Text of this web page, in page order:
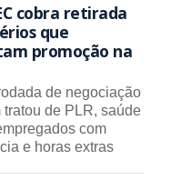
cobra retirada
que
promoção na
de negociação
tratou de PLR, saúde
com
e horas extras